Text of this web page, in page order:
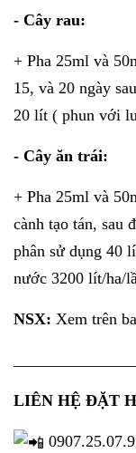
- Cây rau:
+ Pha 25ml và
15, và 20 ngày
20 lít ( phun với
- Cây ăn trái:
+ Pha 25ml và
cành tạo tán, sau
phân sử dụng 40
nước 3200 lít/ha/
NSX: Xem trên
LIÊN HỆ ĐẶT